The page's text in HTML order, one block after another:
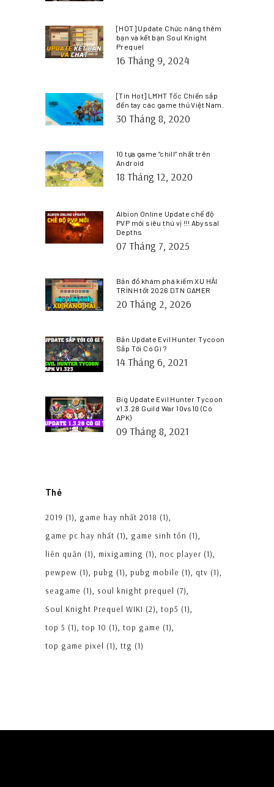
[HOT] Update Chức năng thêm
bạn và kết bạn Soul Knight
Prequel
16 Tháng 9, 2024
[Tin Hot] LMHT Tốc Chiến sắp
đến tay các game thủ Việt Nam.
30 Tháng 8, 2020
10 tựa game “chill” nhất trên
Android
18 Tháng 12, 2020
Albion Online Update chế độ
PVP mới siêu thú vị !!! Abyssal
Depths
07 Tháng 7, 2025
Bản đồ khám phá kiếm XU HẢI
TRÌNH tốt 2026 DTN GAMER
20 Tháng 2, 2026
Bản Update Evil Hunter Tycoon
Sắp Tới Có Gì ?
14 Tháng 6, 2021
Big Update Evil Hunter Tycoon
v1.3.28 Guild War 10vs10 (Có
APK)
09 Tháng 8, 2021
Thẻ
2019 (1) game hay nhất 2018 (1)
game pc hay nhất (1) game sinh tồn (1)
liên quân (1) mixigaming (1) noc player (1)
pewpew (1) pubg (1) pubg mobile (1) qtv (1)
seagame (1) soul knight prequel (7)
Soul Knight Prequel WIKI (2) top5 (1)
top 5 (1) top 10 (1) top game (1)
top game pixel (1) ttg (1)